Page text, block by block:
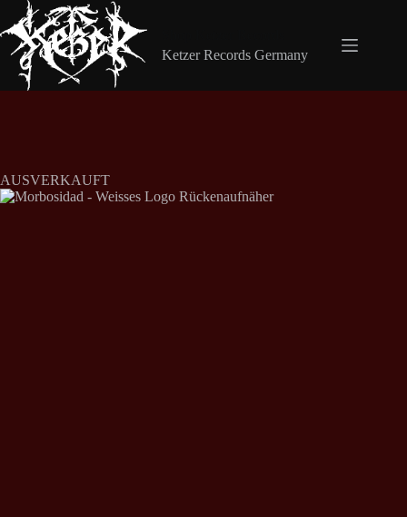
Inhalt
springen
Ketzer Records Germany
AUSVERKAUFT